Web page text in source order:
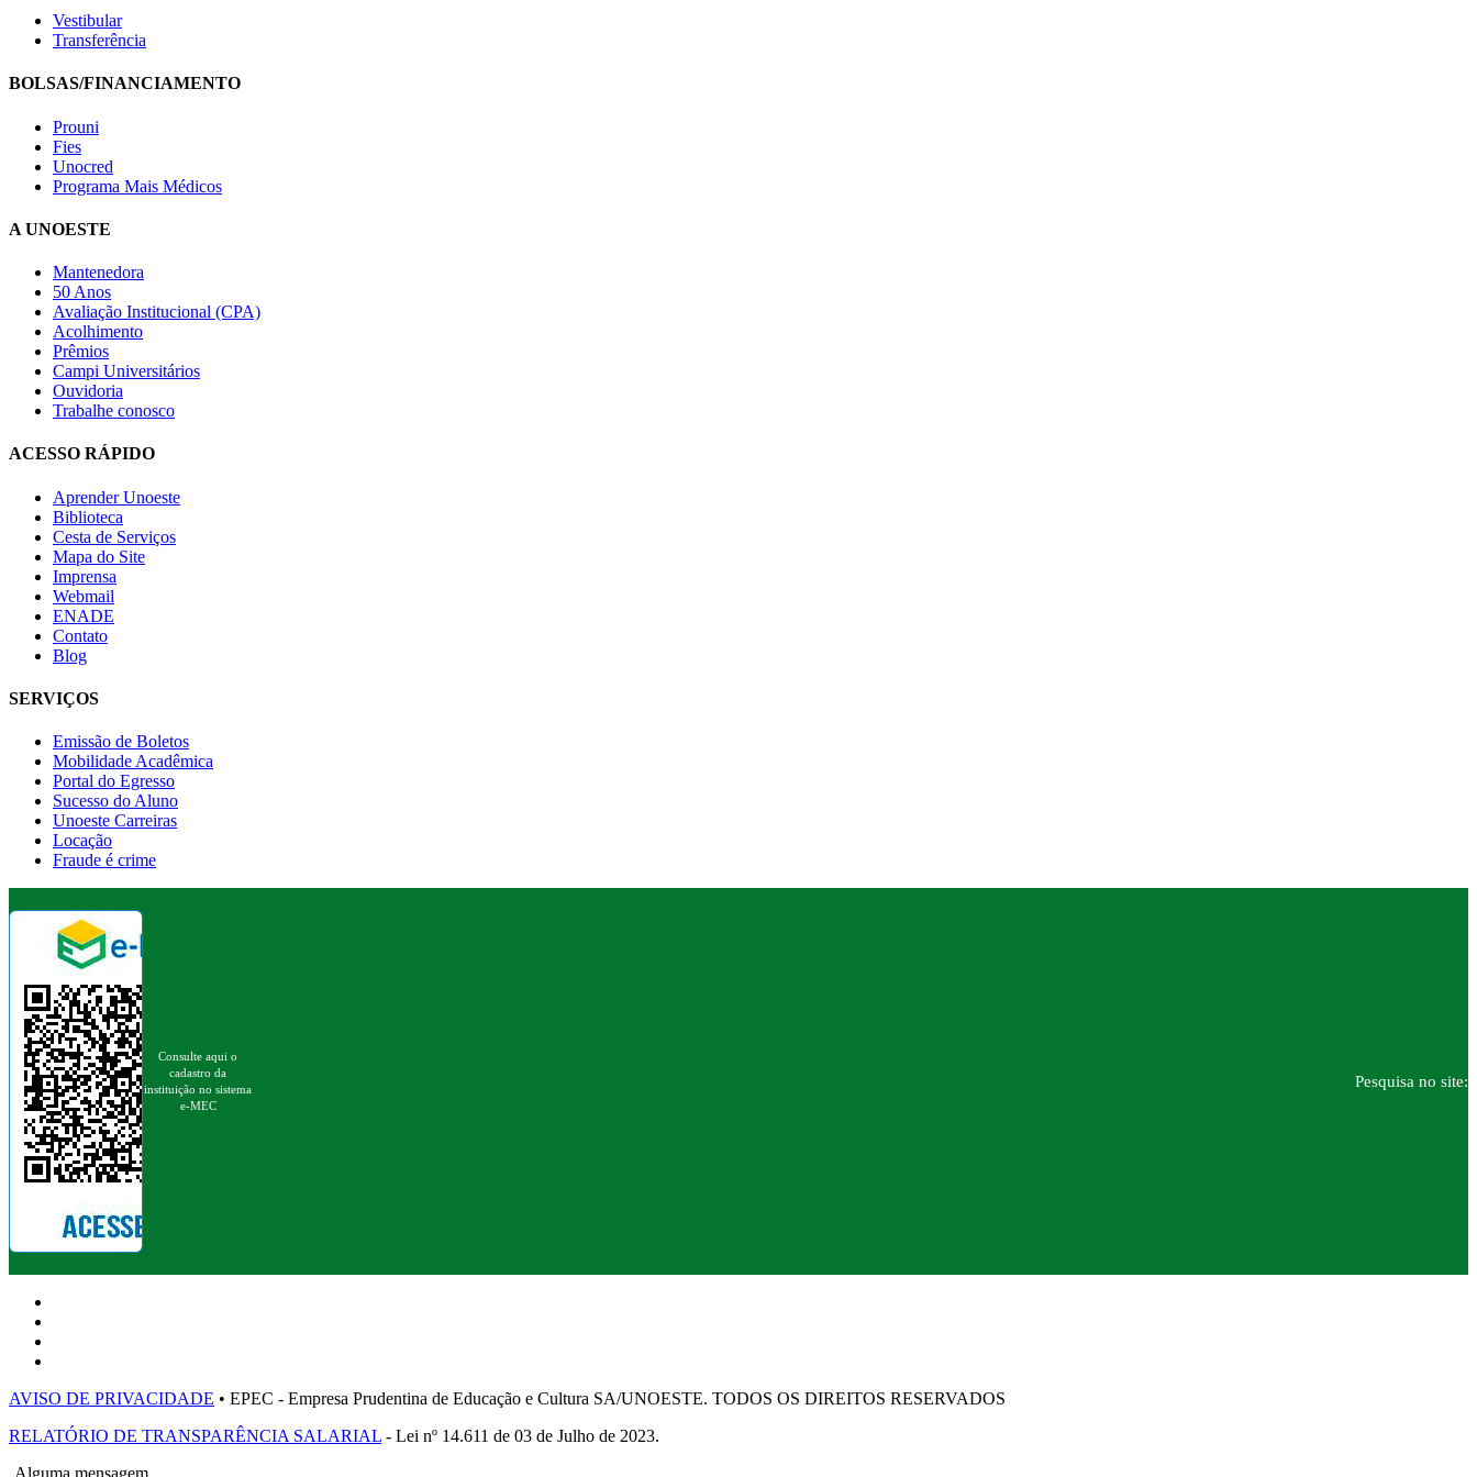
Vestibular
Transferência
BOLSAS/FINANCIAMENTO
Prouni
Fies
Unocred
Programa Mais Médicos
A UNOESTE
Mantenedora
50 Anos
Avaliação Institucional (CPA)
Acolhimento
Prêmios
Campi Universitários
Ouvidoria
Trabalhe conosco
ACESSO RÁPIDO
Aprender Unoeste
Biblioteca
Cesta de Serviços
Mapa do Site
Imprensa
Webmail
ENADE
Contato
Blog
SERVIÇOS
Emissão de Boletos
Mobilidade Acadêmica
Portal do Egresso
Sucesso do Aluno
Unoeste Carreiras
Locação
Fraude é crime
Consulte aqui o
cadastro da
instituição no sistema
e-MEC
Pesquisa no site:
AVISO DE PRIVACIDADE • EPEC - Empresa Prudentina de Educação e Cultura SA/UNOESTE. TODOS OS DIREITOS RESERVADOS
RELATÓRIO DE TRANSPARÊNCIA SALARIAL - Lei nº 14.611 de 03 de Julho de 2023.